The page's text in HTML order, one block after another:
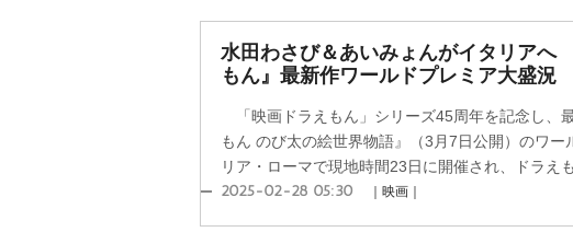
水田わさび＆あいみょんがイタリアへ
もん』最新作ワールドプレミア大盛況
「映画ドラえもん」シリーズ45周年を記念し、
もん のび太の絵世界物語』（3月7日公開）のワー
リア・ローマで現地時間23日に開催され、ドラえ
2025-02-28 05:30 ｜映画｜